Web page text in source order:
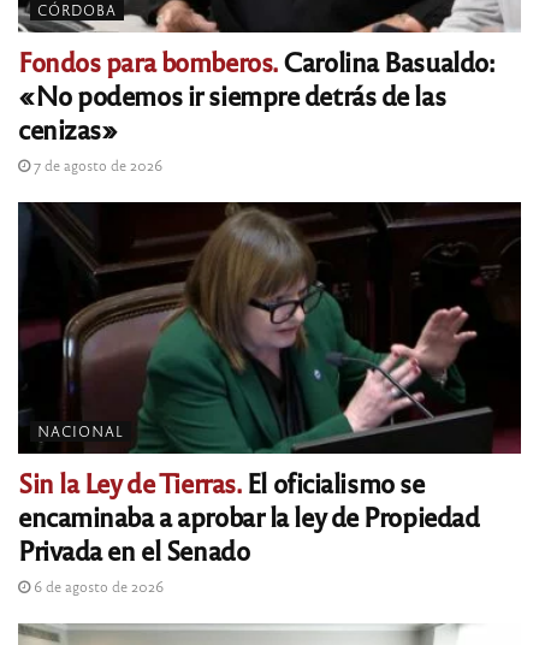
CÓRDOBA
Fondos para bomberos.Carolina Basualdo:
«No podemos ir siempre detrás de las
cenizas»
7 de agosto de 2026
NACIONAL
Sin la Ley de Tierras.El oficialismo se
encaminaba a aprobar la ley de Propiedad
Privada en el Senado
6 de agosto de 2026